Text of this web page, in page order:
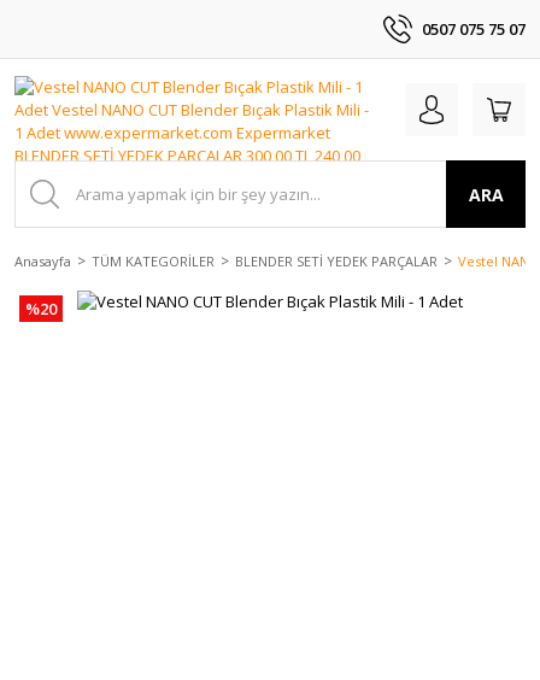
0507 075 75 07
ARA
Anasayfa TÜM KATEGORİLER BLENDER SETİ YEDEK PARÇALAR Vestel
%20